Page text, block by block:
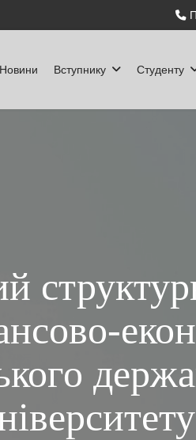
Новини Вступнику Студенту